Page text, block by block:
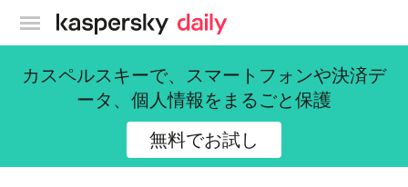
カスペルスキー公式ブログ
カスペルスキーで、スマートフォンや決済デ
ータ、個人情報をまるごと保護
無料でお試し